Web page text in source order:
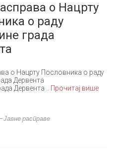
о Нацрту
о раду
града
о Нацрту Пословника о раду
града Дервента
Дервента ..
Прочитај више
Јавне расправе